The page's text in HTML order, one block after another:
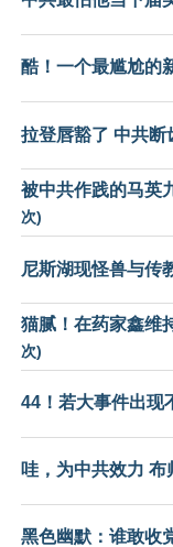
酷！一个最尴尬的
拉登唇豁了 中共断
被中共作践的马英
次)
尼斯湖现怪兽与传
猫腻！在药家鑫维
次)
44！若大事件出现
哇，为中共效力 布
黑色幽默：谁敢收